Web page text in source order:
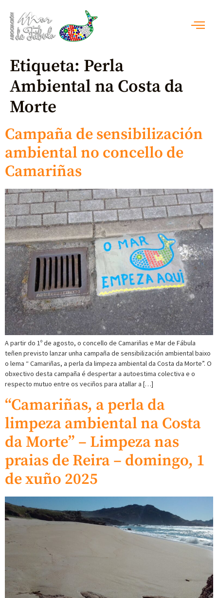
Etiqueta: Perla
Ambiental na Costa da
Morte
Campaña de sensibilización
ambiental no concello de
Camariñas
A partir do 1º de agosto, o concello de Camariñas e Mar de Fábula
teñen previsto lanzar unha campaña de sensibilización ambiental baixo
o lema “ Camariñas, a perla da limpeza ambiental da Costa da Morte”. O
obxectivo desta campaña é despertar a autoestima colectiva e o
respecto mutuo entre os veciños para atallar a […]
“Camariñas, a perla da
limpeza ambiental na Costa
da Morte” – Limpeza nas
praias de Reira – domingo, 1
de xuño 2025